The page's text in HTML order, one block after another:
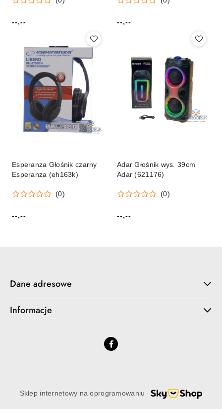
Cena:
--,--
Cena:
--,--
Esperanza Głośnik czarny
Esperanza (eh163k)
(0)
Cena:
--,--
Adar Głośnik wys. 39cm
Adar (621176)
(0)
Cena:
--,--
Dane adresowe
Informacje
Sklep internetowy na oprogramowaniu